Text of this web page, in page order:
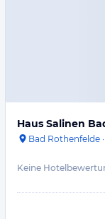
Haus Salinen
Bad Rothenfelde ·
Keine